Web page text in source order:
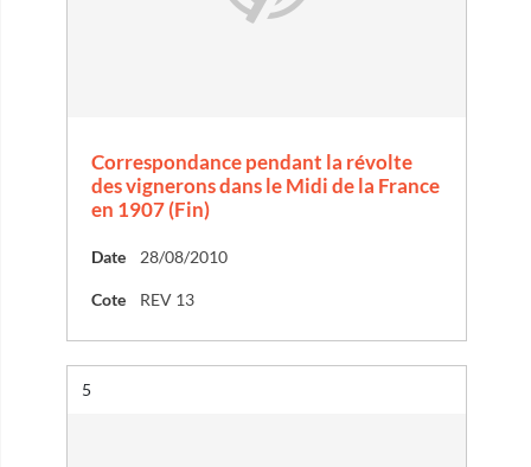
Correspondance pendant la révolte
des vignerons dans le Midi de la France
en 1907 (Fin)
Date 28/08/2010
Cote REV 13
Résultat n°
5